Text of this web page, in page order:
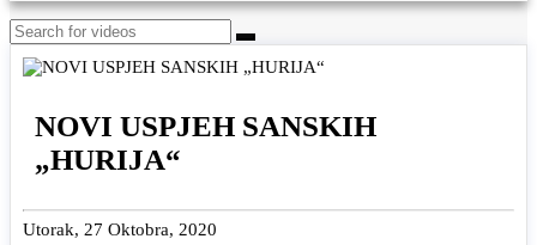
NOVI USPJEH SANSKIH
„HURIJA“
Utorak, 27 Oktobra, 2020